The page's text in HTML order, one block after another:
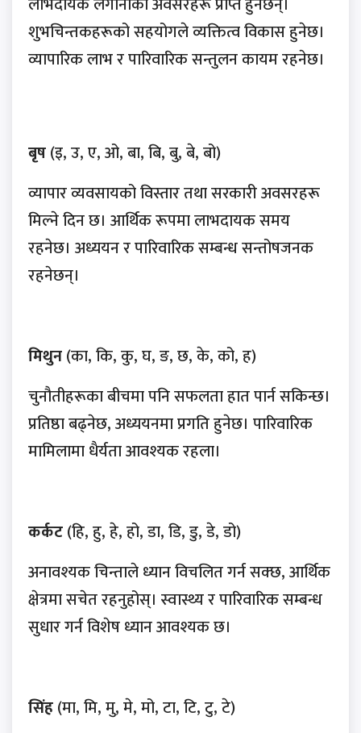
शुभचिन्तकहरूको सहयोगले व्यक्तित्व विकास हुनेछ।
व्यापारिक लाभ र पारिवारिक सन्तुलन कायम रहनेछ।
बृष(इ, उ, ए, ओ, बा, बि, बु, बे, बो)
व्यापार व्यवसायको विस्तार तथा सरकारी अवसरहरू
मिल्ने दिन छ। आर्थिक रूपमा लाभदायक समय
रहनेछ। अध्ययन र पारिवारिक सम्बन्ध सन्तोषजनक
रहनेछन्।
मिथुन(का, कि, कु, घ, ङ, छ, के, को, ह)
चुनौतीहरूका बीचमा पनि सफलता हात पार्न सकिन्छ।
प्रतिष्ठा बढ्नेछ, अध्ययनमा प्रगति हुनेछ। पारिवारिक
मामिलामा धैर्यता आवश्यक रहला।
कर्कट(हि, हु, हे, हो, डा, डि, डु, डे, डो)
अनावश्यक चिन्ताले ध्यान विचलित गर्न सक्छ, आर्थिक
क्षेत्रमा सचेत रहनुहोस्। स्वास्थ्य र पारिवारिक सम्बन्ध
सुधार गर्न विशेष ध्यान आवश्यक छ।
सिंह(मा, मि, मु, मे, मो, टा, टि, टु, टे)